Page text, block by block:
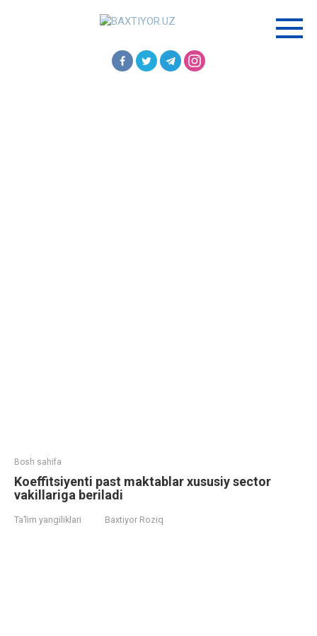
Bosh sahifa
Koeffitsiyenti past maktablar xususiy sector
vakillariga beriladi
Ta’lim yangiliklari Baxtiyor Roziq